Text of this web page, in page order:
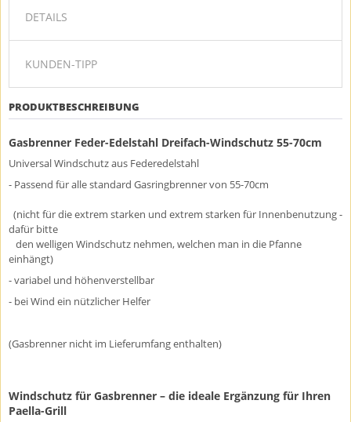
DETAILS
KUNDEN-TIPP
PRODUKTBESCHREIBUNG
Gasbrenner Feder-Edelstahl Dreifach-Windschutz 55-70cm
Universal Windschutz aus Federedelstahl
- Passend für alle standard Gasringbrenner von 55-70cm
(nicht für die extrem starken und extrem starken für Innenbenutzung -
dafür bitte
den welligen Windschutz nehmen, welchen man in die Pfanne
einhängt)
- variabel und höhenverstellbar
- bei Wind ein nützlicher Helfer
(Gasbrenner nicht im Lieferumfang enthalten)
Windschutz für Gasbrenner – die ideale Ergänzung für Ihren
Paella-Grill